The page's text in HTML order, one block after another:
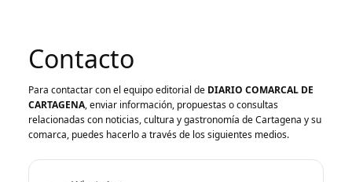
Contacto
Para contactar con el equipo editorial de DIARIO COMARCAL DE
CARTAGENA, enviar información, propuestas o consultas
relacionadas con noticias, cultura y gastronomía de Cartagena y su
comarca, puedes hacerlo a través de los siguientes medios.